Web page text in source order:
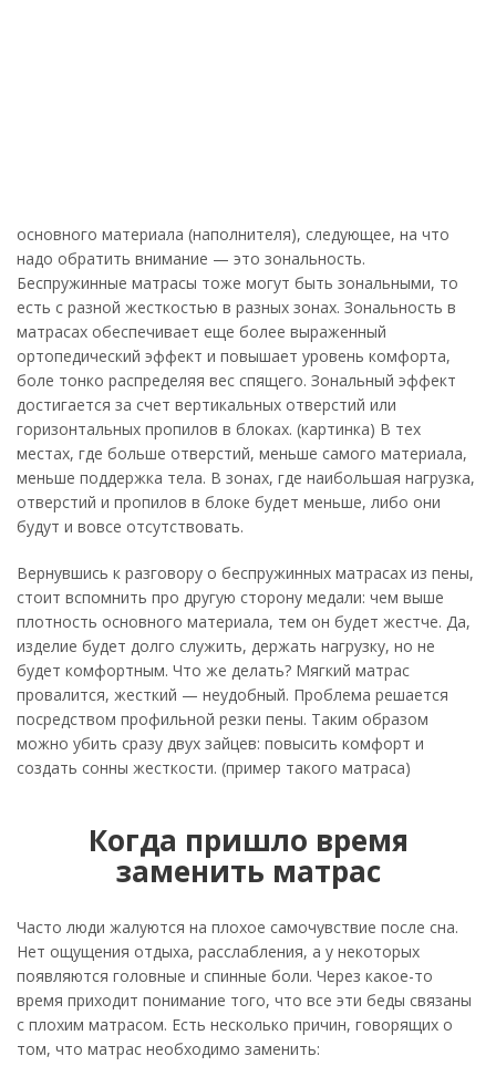
основного материала (наполнителя), следующее, на что
надо обратить внимание — это зональность.
Беспружинные матрасы тоже могут быть зональными, то
есть с разной жесткостью в разных зонах. Зональность в
матрасах обеспечивает еще более выраженный
ортопедический эффект и повышает уровень комфорта,
боле тонко распределяя вес спящего. Зональный эффект
достигается за счет вертикальных отверстий или
горизонтальных пропилов в блоках. (картинка) В тех
местах, где больше отверстий, меньше самого материала,
меньше поддержка тела. В зонах, где наибольшая нагрузка,
отверстий и пропилов в блоке будет меньше, либо они
будут и вовсе отсутствовать.
Вернувшись к разговору о беспружинных матрасах из пены,
стоит вспомнить про другую сторону медали: чем выше
плотность основного материала, тем он будет жестче. Да,
изделие будет долго служить, держать нагрузку, но не
будет комфортным. Что же делать? Мягкий матрас
провалится, жесткий — неудобный. Проблема решается
посредством профильной резки пены. Таким образом
можно убить сразу двух зайцев: повысить комфорт и
создать сонны жесткости. (пример такого матраса)
Когда пришло время
заменить матрас
Часто люди жалуются на плохое самочувствие после сна.
Нет ощущения отдыха, расслабления, а у некоторых
появляются головные и спинные боли. Через какое-то
время приходит понимание того, что все эти беды связаны
с плохим матрасом. Есть несколько причин, говорящих о
том, что матрас необходимо заменить: